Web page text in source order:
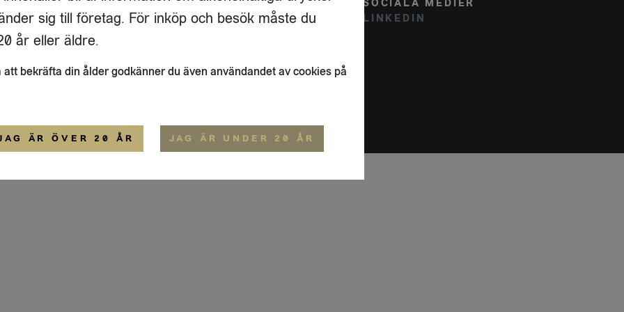
17 A
STOCKHOLM
FLAIVY
OM OSS
SOCIALA MEDIER
LINKEDIN
ALLMÄNNA VILLKOR
sig till företag. För inköp och besök måste du
år eller äldre.
att bekräfta din ålder godkänner du även användandet av cookies på
ÄR ÖVER 20 ÅR JAG ÄR UNDER 20 ÅR